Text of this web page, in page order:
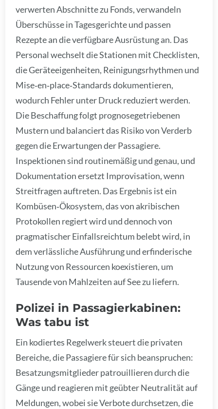
verwerten Abschnitte zu Fonds, verwandeln
Überschüsse in Tagesgerichte und passen
Rezepte an die verfügbare Ausrüstung an. Das
Personal wechselt die Stationen mit Checklisten,
die Geräteeigenheiten, Reinigungsrhythmen und
Mise‑en‑place‑Standards dokumentieren,
wodurch Fehler unter Druck reduziert werden.
Die Beschaffung folgt prognosegetriebenen
Mustern und balanciert das Risiko von Verderb
gegen die Erwartungen der Passagiere.
Inspektionen sind routinemäßig und genau, und
Dokumentation ersetzt Improvisation, wenn
Streitfragen auftreten. Das Ergebnis ist ein
Kombüsen‑Ökosystem, das von akribischen
Protokollen regiert wird und dennoch von
pragmatischer Einfallsreichtum belebt wird, in
dem verlässliche Ausführung und erfinderische
Nutzung von Ressourcen koexistieren, um
Tausende von Mahlzeiten auf See zu liefern.
Polizei in Passagierkabinen:
Was tabu ist
Ein kodiertes Regelwerk steuert die privaten
Bereiche, die Passagiere für sich beanspruchen:
Besatzungsmitglieder patrouillieren durch die
Gänge und reagieren mit geübter Neutralität auf
Meldungen, wobei sie Verbote durchsetzen, die